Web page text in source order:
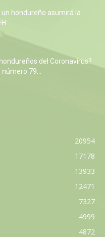
hondureño asumirá la
del Coronavirus?
79...
20954
17178
13933
12471
7327
4999
4872